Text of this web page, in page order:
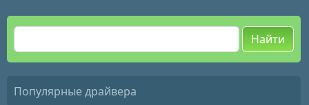
Найти
Популярные драйвера